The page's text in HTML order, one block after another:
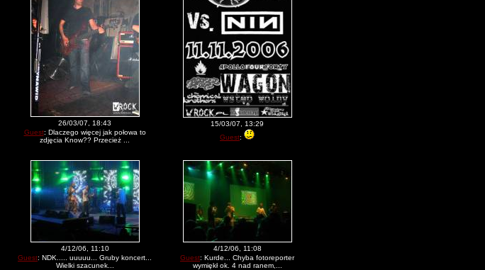
26/03/07, 18:43
Guest: Dlaczego więcej jak połowa to
zdjęcia Know?? Przecież ...
15/03/07, 13:29
Guest:
4/12/06, 11:10
Guest: NDK..... uuuuu... Gruby koncert...
Wielki szacunek...
4/12/06, 11:08
Guest: Kurde... Chyba fotoreporter
wymiękł ok. 4 nad ranem,...